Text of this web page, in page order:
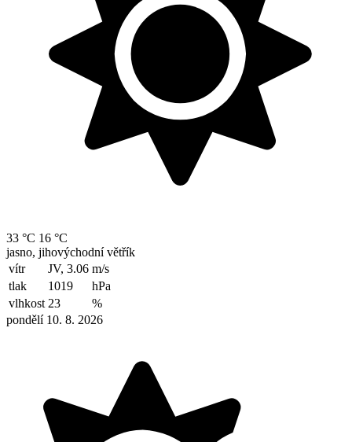
33 °C 16 °C
jasno, jihovýchodní větřík
vítr
JV, 3.06 m/s
tlak
1019
hPa
vlhkost 23
%
pondělí 10. 8. 2026